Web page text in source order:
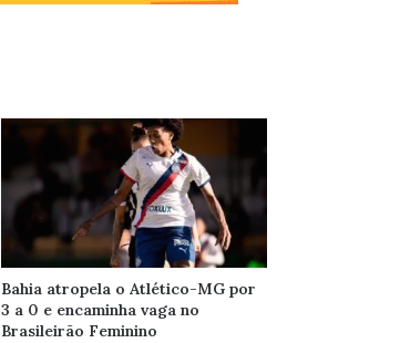
Bahia atropela o Atlético-MG por
3 a 0 e encaminha vaga no
Brasileirão Feminino